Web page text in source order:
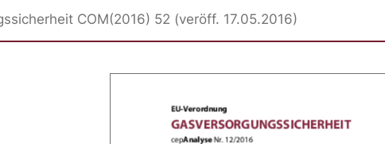
COM(2016) 52 (veröff. 17.05.2016)